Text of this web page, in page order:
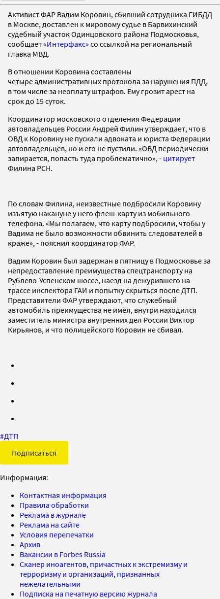
Активист ФАР Вадим Коровин, сбивший сотрудника ГИБДД
в Москве, доставлен к мировому судье в Барвихинский
судебный участок Одинцовского района Подмосковья,
сообщает«Интерфакс» со ссылкой на региональный
главка МВД.
В отношении Коровина составлены
четыре административных протокола за нарушения ПДД,
в том числе за неоплату штрафов. Ему грозит арест на
срок до 15 суток.
Координатор московского отделения Федерации
автовладельцев России Андрей Филин утверждает, что в
ОВД к Коровину не пускали адвоката и юриста Федерации
автовладельцев, но и его не пустили. «ОВД периодически
запирается, попасть туда проблематично», - цитирует
Филина РСН.
По словам Филина, неизвестные подбросили Коровину
изъятую накануне у него флеш-карту из мобильного
телефона. «Мы полагаем, что карту подбросили, чтобы у
Вадима не было возможности обвинить следователей в
краже», - пояснил координатор ФАР.
Вадим Коровин был задержан в пятницу в Подмосковье за
непредоставление преимущества спецтранспорту на
Рублево-Успенском шоссе, наезд на дежурившего на
трассе инспектора ГАИ и попытку скрыться после ДТП.
Представители ФАР утверждают, что служебный
автомобиль преимущества не имел, внутри находился
заместитель министра внутренних дел России Виктор
Кирьянов, и что полицейского Коровин не сбивал.
#ДТП
Подписаться
Информация:
Контактная информация
Правила обработки
Реклама в журнале
Реклама на сайте
Условия перепечатки
Архив
Вакансии в Forbes Russia
Сканер иноагентов, причастных к экстремизму и
терроризму и организаций, признанных
нежелательными
Подписка на печатную версию журнала